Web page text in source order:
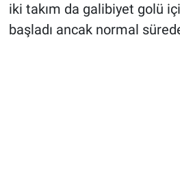
iki takım da galibiyet golü
başladı ancak normal